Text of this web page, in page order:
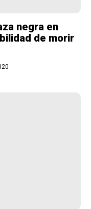
negra en
de morir